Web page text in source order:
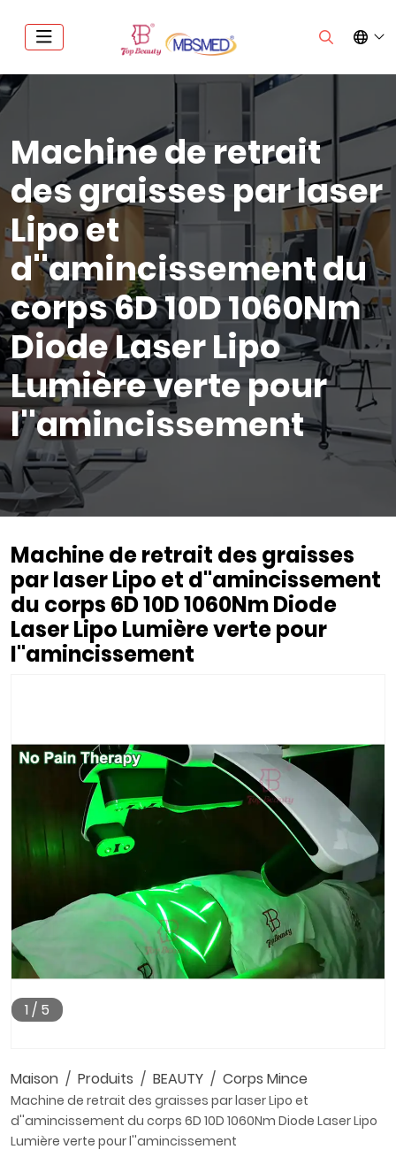
Machine de retrait
des graisses par laser
Lipo et
d''amincissement du
corps 6D 10D 1060Nm
Diode Laser Lipo
Lumière verte pour
l''amincissement
Machine de retrait des graisses
par laser Lipo et d''amincissement
du corps 6D 10D 1060Nm Diode
Laser Lipo Lumière verte pour
l''amincissement
Maison Produits BEAUTY Corps Mince
Machine de retrait des graisses par laser Lipo et
d''amincissement du corps 6D 10D 1060Nm Diode Laser Lipo
Lumière verte pour l''amincissement
1 / 5